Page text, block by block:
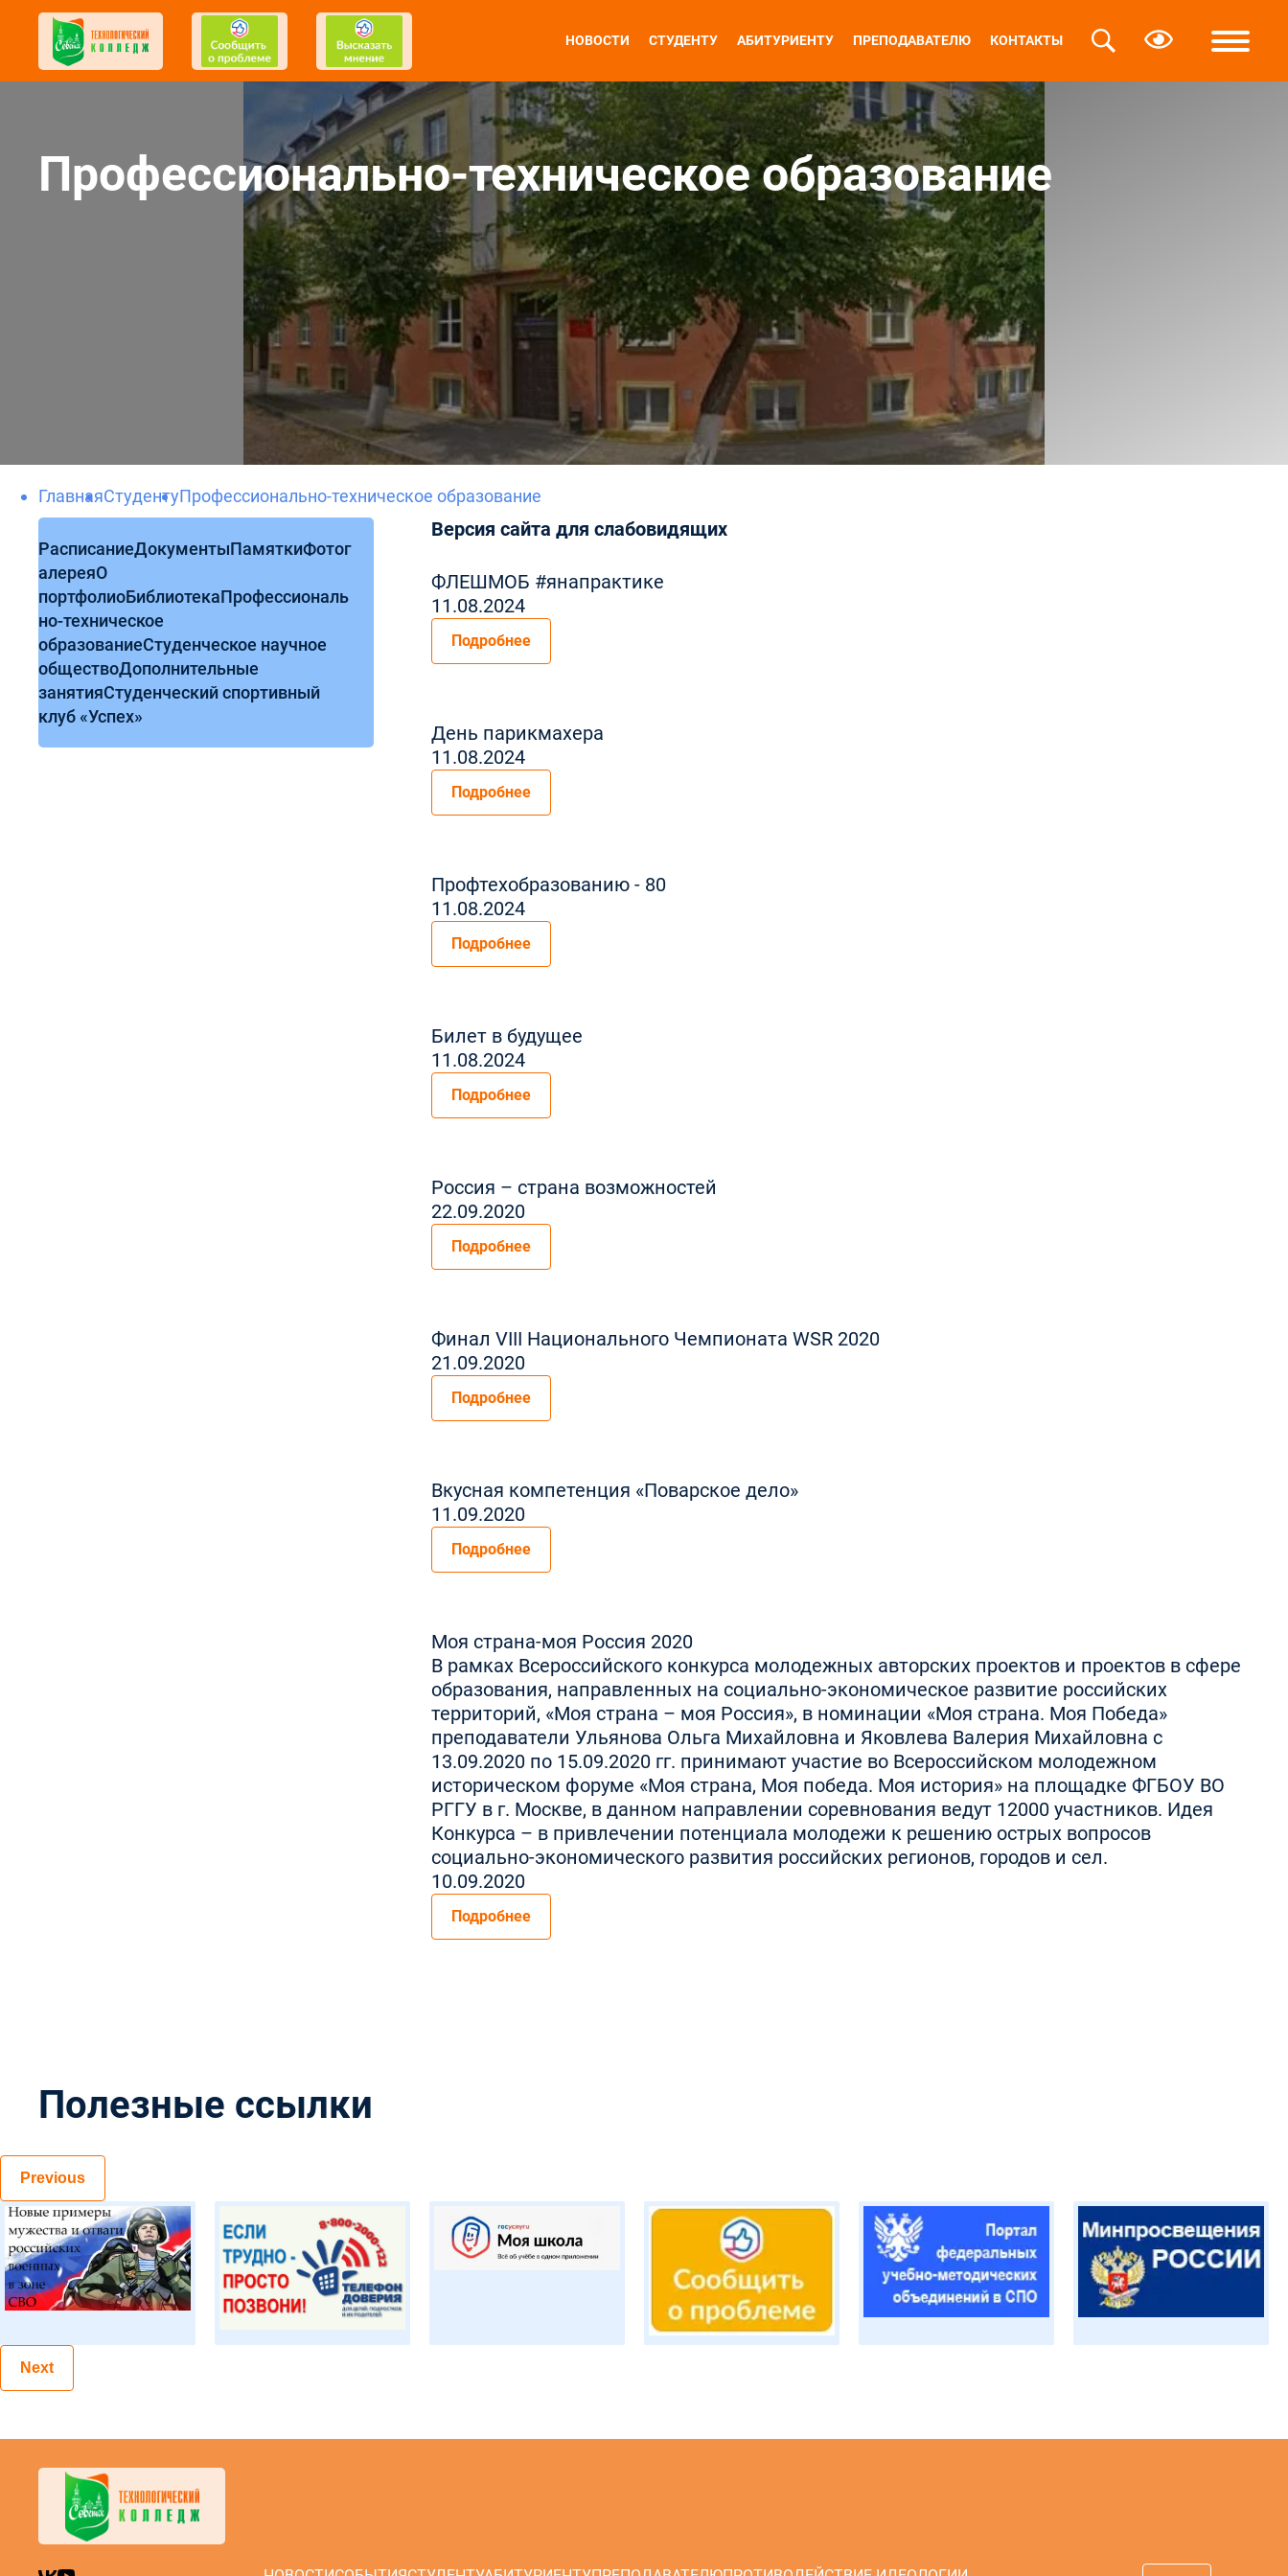
НОВОСТИ СТУДЕНТУ АБИТУРИЕНТУ ПРЕПОДАВАТЕЛЮ КОНТАКТЫ
Профессионально-техническое образование
ГлавнаяСтудентуПрофессионально-техническое образование
РасписаниеДокументыПамяткиФотог
алереяО
портфолиоБиблиотекаПрофессиональ
но-техническое
образованиеСтуденческое научное
обществоДополнительные
занятияСтуденческий спортивный
клуб «Успех»
Версия сайта для слабовидящих
ФЛЕШМОБ #янапрактике
11.08.2024
Подробнее
День парикмахера
11.08.2024
Подробнее
Профтехобразованию - 80
11.08.2024
Подробнее
Билет в будущее
11.08.2024
Подробнее
Россия – страна возможностей
22.09.2020
Подробнее
Финал VIII Национального Чемпионата WSR 2020
21.09.2020
Подробнее
Вкусная компетенция «Поварское дело»
11.09.2020
Подробнее
Моя страна-моя Россия 2020
В рамках Всероссийского конкурса молодежных авторских проектов и проектов в сфере
образования, направленных на социально-экономическое развитие российских
территорий, «Моя страна – моя Россия», в номинации «Моя страна. Моя Победа»
преподаватели Ульянова Ольга Михайловна и Яковлева Валерия Михайловна с
13.09.2020 по 15.09.2020 гг. принимают участие во Всероссийском молодежном
историческом форуме «Моя страна, Моя победа. Моя история» на площадке ФГБОУ ВО
РГГУ в г. Москве, в данном направлении соревнования ведут 12000 участников. Идея
Конкурса – в привлечении потенциала молодежи к решению острых вопросов
социально-экономического развития российских регионов, городов и сел.
10.09.2020
Подробнее
Полезные ссылки
Previous
Next